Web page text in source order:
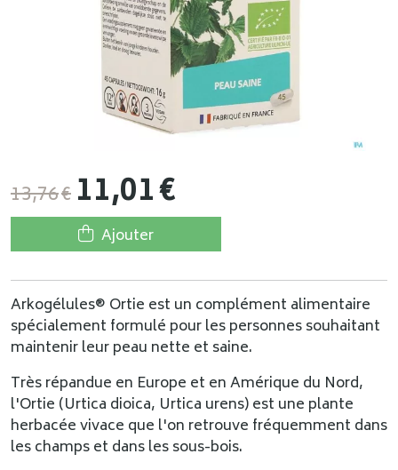
13,76€ 11,01€
Ajouter
Arkogélules® Ortie est un complément alimentaire
spécialement formulé pour les personnes souhaitant
maintenir leur peau nette et saine.
Très répandue en Europe et en Amérique du Nord,
l'Ortie (Urtica dioica, Urtica urens) est une plante
herbacée vivace que l'on retrouve fréquemment dans
les champs et dans les sous-bois.